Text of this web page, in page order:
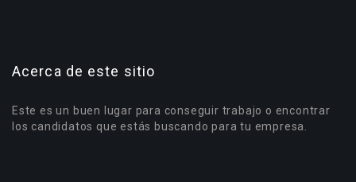
Acerca de este sitio
Este es un buen lugar para conseguir trabajo o encontrar
los candidatos que estás buscando para tu empresa.